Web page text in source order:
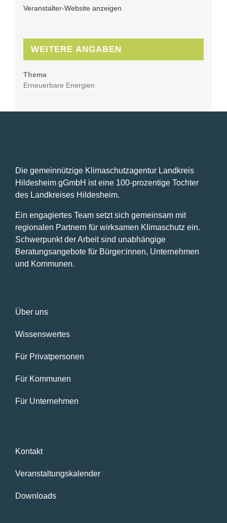
Veranstalter-Website anzeigen
WEITERE ANGABEN
Thema
Erneuerbare Energien
Die gemeinnützige Klimaschutzagentur Landkreis
Hildesheim gGmbH ist eine 100-prozentige Tochter
des Landkreises Hildesheim.
Ein engagiertes Team setzt sich gemeinsam mit
regionalen Partnern für wirksamen Klimaschutz ein.
Schwerpunkt der Arbeit sind unabhängige
Beratungsangebote für Bürger:innen, Unternehmen
und Kommunen.
Über uns
Wissenswertes
Für Privatpersonen
Für Kommunen
Für Unternehmen
Kontakt
Veranstaltungskalender
Downloads